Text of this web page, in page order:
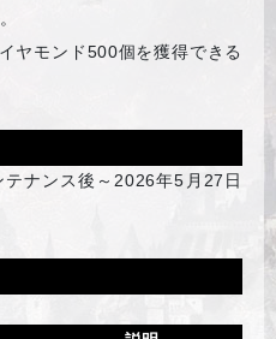
ヤモンド500個を獲得できる
ナンス後～2026年5月27日